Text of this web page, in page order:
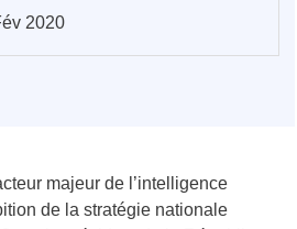
2020
majeur de l’intelligence
de la stratégie nationale